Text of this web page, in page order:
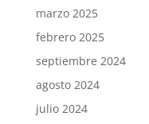
marzo 2025
febrero 2025
septiembre 2024
agosto 2024
julio 2024